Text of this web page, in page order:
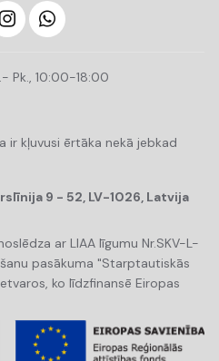
Pk., 10:00-18:00
ir kļuvusi ērtāka nekā jebkad
9 - 52, LV-1026, Latvija
ar LIAA līgumu Nr.SKV-L-
pasākuma "Starptautiskās
ko līdzfinansē Eiropas